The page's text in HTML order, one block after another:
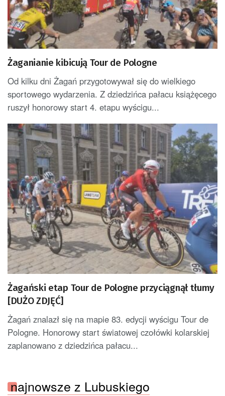
Żaganianie kibicują Tour de Pologne
Od kilku dni Żagań przygotowywał się do wielkiego
sportowego wydarzenia. Z dziedzińca pałacu książęcego
ruszył honorowy start 4. etapu wyścigu...
Żagański etap Tour de Pologne przyciągnął tłumy
[DUŻO ZDJĘĆ]
Żagań znalazł się na mapie 83. edycji wyścigu Tour de
Pologne. Honorowy start światowej czołówki kolarskiej
zaplanowano z dziedzińca pałacu...
najnowsze z Lubuskiego